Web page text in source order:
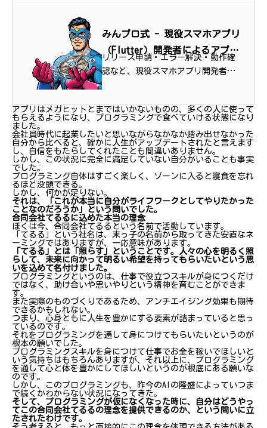
みんプロ式 - 現役スマホアプリ
（Flutter）開発者によるアプリ
開発支援サービス
リリース申請・エラー解決・動作確
認など、現役スマホアプリ開発者が
アプリはメガヒットとまではいかないものの、多くの人に使って
もらえるようになり、プログラミングで食べていける状態になり
ました。
会社員時代に起業したいと思いながらなかなか踏み出せなかった
自分から比べると、確かに人生がアップデートされたと言えます
し、自信をもたらしてくれたことも間違いありません。
しかし、この状況に完全に満足していない自分がいることも事実
でした。
プログラミング自体はすごく楽しく、ゾーンに入ると寝食を忘れ
るほど没頭できる。
しかし、何かが足りない。
それは、「これが本当に自分がライフワークとしてやりたかった
ことなのだろうか」という問いでした。
合同会社てるるに込めた本当の理念
ぼくは今、合同会社てるるという名前で活動しています。
「てるる」という社名は、末っ子の名前から取ってきた安直なネ
ーミングではありますが、一応意味があります。
「てるる」とは「照らす」ということです。人々の心を明るく照
らして、未来に向かって明るい希望を持ってもらいたいという思
いを込めて名付けました。
プログラミングというのは、仕事で役立つスキルが身につくだけ
ではなく、助け合いや思いやりという精神を育むことができま
す。
また実際のものづくりであるため、アンチエイジング効果も期待
できるかもしれない。
つまり、心身ともに人生を豊かにする要素が詰まっていると思っ
ているのです。
それをプログラミングを通して身につけてもらいたいというのが
根本の願いでした。
プログラミングスキルを身につけて仕事でお金を稼いでほしいと
いう気持ちはもちろんありますが、それ以上に、プログラミング
を通して心と体を豊かにしてほしいというのが根底にある願いな
のです。
しかし、このプログラミングも、昨今のAIの隆盛によっていつま
で続くかわからない状況になってきた。
そして、プログラミングが仮になくなった時に、自分はどうやっ
てこの合同会社てるるの理念を提供できるのか、という問いに立
たされたわけです。